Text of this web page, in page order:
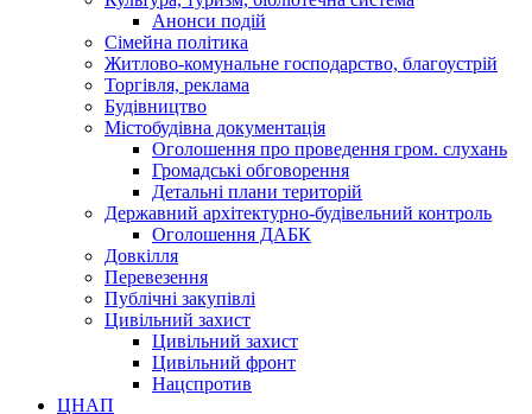
Анонси подій
Сімейна політика
Житлово-комунальне господарство, благоустрій
Торгівля, реклама
Будівництво
Містобудівна документація
Оголошення про проведення гром. слухань
Громадські обговорення
Детальні плани територій
Державний архітектурно-будівельний контроль
Оголошення ДАБК
Довкілля
Перевезення
Публічні закупівлі
Цивільний захист
Цивільний захист
Цивільний фронт
Нацспротив
ЦНАП